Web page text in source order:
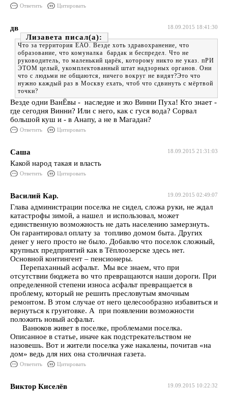
Ответить Цитировать
18.09.2015 18:41:30
дв
Лизавета
Что за территория ЕАО. Везде хоть здравохранение, что
образование, что комуналка бардак и беспредел. Что не
руководитель, то маленький царёк, которому никто не указ. пРИ
ЭТОМ целый, укомплектованный штат надзорных органов. Они
что с людьми не общаются, ничего вокруг не видят?Это что
нужно каждый раз в Москву ехать, чтоб что сдвинуть с мёртвой
точки?
Везде одни ВанЁвы - наследие и эхо Винни Пуха! Кто знает -
где сегодня Винни? Или с него, как с гуся вода? Сорвал
большой куш и - в Анапу, а не в Магадан?
Ответить Цитировать
18.09.2015 21:31:03
Саша
Какой народ такая и власть
Ответить Цитировать
19.09.2015 02:49:07
Василий Кар.
Глава администрации поселка не сидел, сложа руки, не ждал
катастрофы зимой, а нашел и использовал, может
единственную возможность не дать населению замерзнуть.
Он гарантировал оплату за топливо домом быта. Других
денег у него просто не было. Добавлю что поселок сложный,
крупных предприятий как в Тёплоозерске здесь нет.
Основной контингент – пенсионеры.
Перепаханный асфальт. Мы все знаем, что при
отсутствии бюджета во что превращаются наши дороги. При
определенной степени износа асфальт превращается в
проблему, который не решить пресловутым ямочным
ремонтом. В этом случае от него целесообразно избавиться и
вернуться к грунтовке. А при появлении возможности
положить новый асфальт.
Ванюков живет в поселке, проблемами поселка.
Описанное в статье, иначе как подстрекательством не
назовешь. Вот и жители поселка уже накалены, почитав «на
дом» ведь для них она столичная газета.
Ответить Цитировать
19.09.2015 10:22:32
Виктор Киселёв